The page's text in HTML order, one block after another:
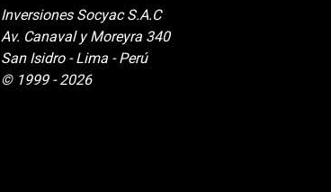
Inversiones Socyac S.A.C
Av. Canaval y Moreyra 340
San Isidro - Lima - Perú
© 1999 - 2026